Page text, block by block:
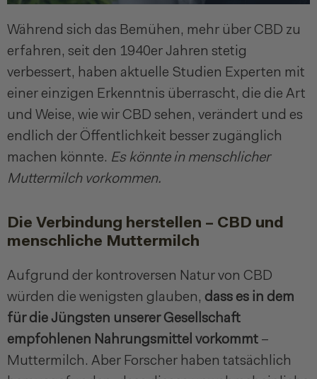
Während sich das Bemühen, mehr über CBD zu
erfahren, seit den 1940er Jahren stetig
verbessert, haben aktuelle Studien Experten mit
einer einzigen Erkenntnis überrascht, die die Art
und Weise, wie wir CBD sehen, verändert und es
endlich der Öffentlichkeit besser zugänglich
machen könnte. Es könnte in menschlicher
Muttermilch vorkommen.
Die Verbindung herstellen – CBD und
menschliche Muttermilch
Aufgrund der kontroversen Natur von CBD
würden die wenigsten glauben, dass es in dem
für die Jüngsten unserer Gesellschaft
empfohlenen Nahrungsmittel vorkommt–
Muttermilch. Aber Forscher haben tatsächlich